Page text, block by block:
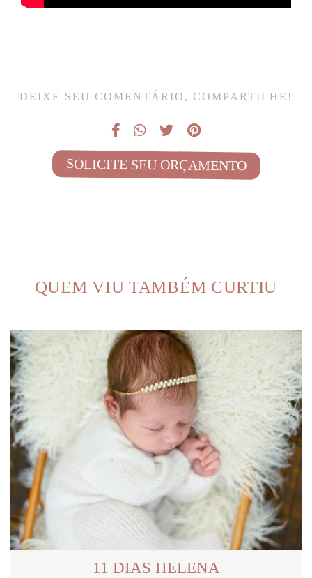
DEIXE SEU COMENTÁRIO, COMPARTILHE!
SOLICITE SEU ORÇAMENTO
QUEM VIU TAMBÉM CURTIU
11 DIAS HELENA